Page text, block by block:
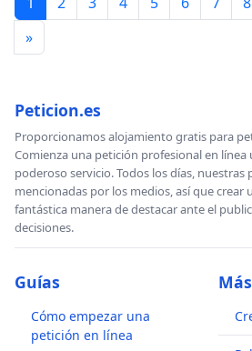
»
Peticion.es
Proporcionamos alojamiento gratis para
Comienza una petición profesional en
poderoso servicio. Todos los días, nuestras
mencionadas por los medios, así que crear
fantástica manera de destacar ante el
decisiones.
Guías
Cómo empezar una
petición en línea
Más